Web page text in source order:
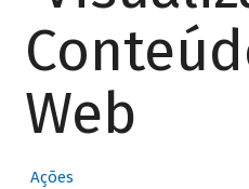
Web
Ações